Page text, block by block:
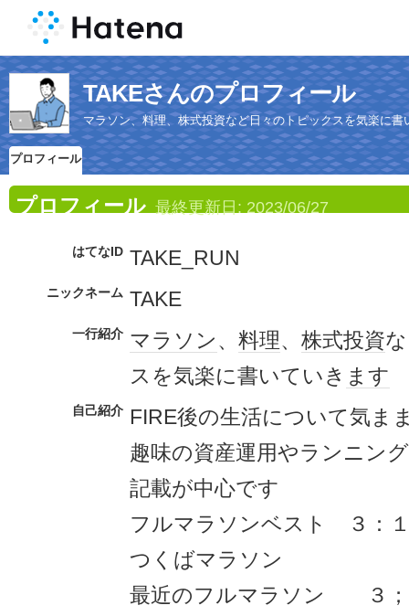
TAKEさんのプロフィール
マラソン、料理、株式投資など日々のトピックスを気楽に書
プロフィール
プロフィール 最終更新日: 2023/06/27
はてなID TAKE_RUN
ニックネーム TAKE
一行紹介 マラソン、 料理、 株式投資
スを気楽に書いていき ます
自己紹介 FIRE後の生活について気ま
趣味の資産運用やランニン
記載が中心です
フルマラソンベスト ３：
つくばマラソン
最近のフルマラソン ３